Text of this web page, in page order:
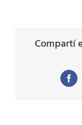
Compartí